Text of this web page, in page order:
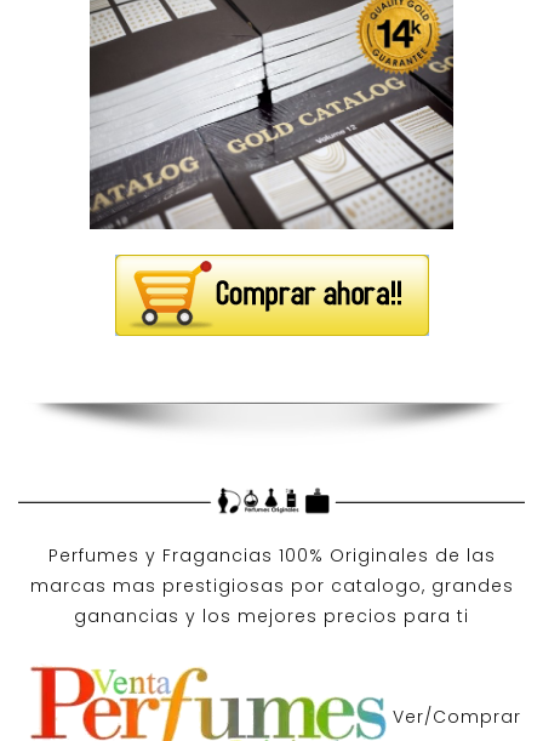
Perfumes y Fragancias 100% Originales de las
marcas mas prestigiosas por catalogo, grandes
ganancias y los mejores precios para ti
Ver/Comprar